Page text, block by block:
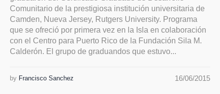
Comunitario de la prestigiosa institución universitaria de
Camden, Nueva Jersey, Rutgers University. Programa
que se ofreció por primera vez en la Isla en colaboración
con el Centro para Puerto Rico de la Fundación Sila M.
Calderón. El grupo de graduandos que estuvo...
16/06/2015
by Francisco Sanchez